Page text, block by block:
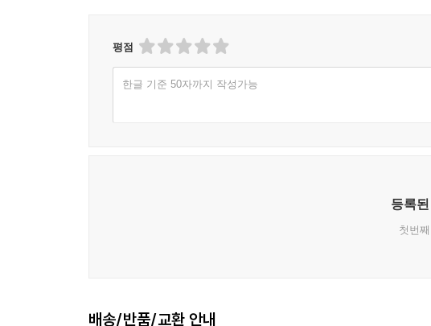
평점
한글 기준 50자까지 작성가능
등록
첫번
배송/반품/교환 안내